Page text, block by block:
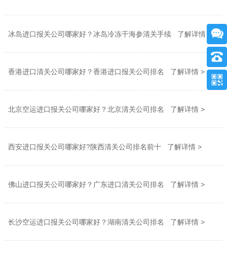
冰岛进口报关公司哪家好？冰岛冷冻干海参清关手续 了解详情 >
香港进口清关公司哪家好？香港进口报关公司排名 了解详情 >
北京空运进口报关公司哪家好？北京清关公司排名 了解详情 >
西安进口报关公司哪家好?陕西清关公司排名前十 了解详情 >
佛山进口报关公司哪家好？广东进口清关公司排名 了解详情 >
长沙空运进口报关公司哪家好？湖南清关公司排名 了解详情 >